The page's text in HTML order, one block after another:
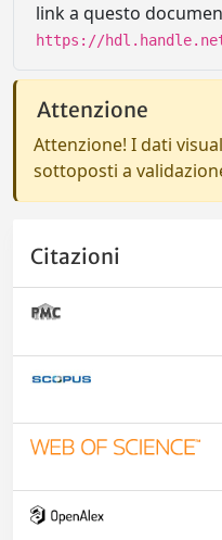
link a questo
https://
Attenzione
Attenzione! I dati
sottoposti a
Citazioni